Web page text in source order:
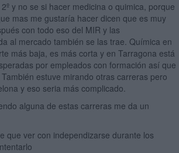
y no se si hacer medicina o quimica, porque
mas me gustaría hacer dicen que es muy
con todo eso del MIR y las
al mercado también se las trae. Química en
más baja, es más corta y en Tarragona está
por empleados con formación así que
estuve mirando otras carreras pero
y eso seria más complicado.
alguna de estas carreras me da un
que ver con independizarse durante los